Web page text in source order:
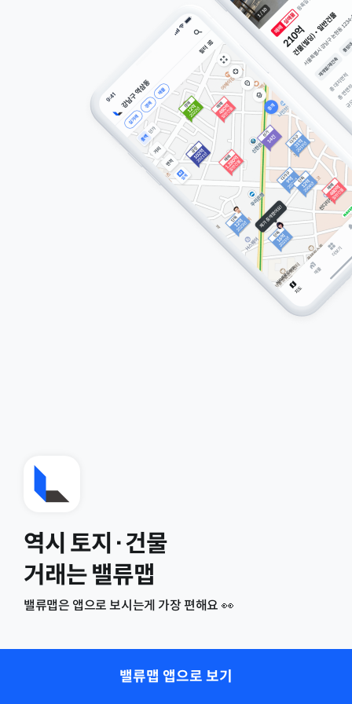
역시 토지·건물
거래는 밸류맵
밸류맵은 앱으로 보시는게 가장 편해요 👀
밸류맵 앱으로 보기